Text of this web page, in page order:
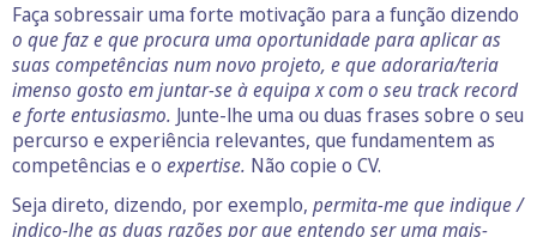
Faça sobressair uma forte motivação para a função dizendo
o que faz e que procura uma oportunidade para aplicar as
suas competências num novo projeto, e que adoraria/teria
imenso gosto em juntar-se à equipa x com o seu track record
e forte entusiasmo. Junte-lhe uma ou duas frases sobre o seu
percurso e experiência relevantes, que fundamentem as
competências e o expertise. Não copie o CV.
Seja direto, dizendo, por exemplo, permita-me que indique /
indico-lhe as duas razões por que entendo ser uma mais-